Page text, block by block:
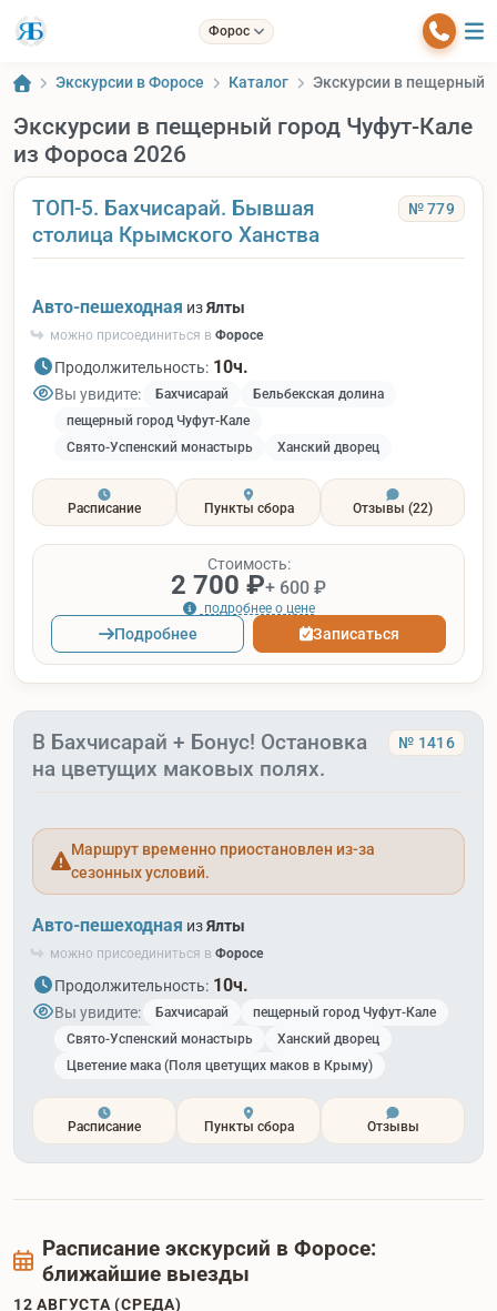
Форос
Экскурсии в Форосе Каталог Экскурсии в пещерный
Экскурсии в пещерный город Чуфут-Кале
из Фороса 2026
ТОП-5. Бахчисарай. Бывшая
столица Крымского Ханства
№ 779
Авто-пешеходная изЯлты
можно присоединиться в Форосе
Продолжительность: 10ч.
Вы увидите: Бахчисарай
Бельбекская долина
пещерный город Чуфут-Кале
Свято-Успенский монастырь
Ханский дворец
Расписание Пункты сбора Отзывы (22)
Стоимость:
2 700 ₽+ 600 ₽
подробнее о цене
Подробнее Записаться
В Бахчисарай + Бонус! Остановка
на цветущих маковых полях.
№ 1416
Маршрут временно приостановлен из-за
сезонных условий.
Авто-пешеходная изЯлты
можно присоединиться в Форосе
Продолжительность: 10ч.
Вы увидите: Бахчисарай
пещерный город Чуфут-Кале
Свято-Успенский монастырь
Ханский дворец
Цветение мака (Поля цветущих маков в Крыму)
Расписание Пункты сбора Отзывы
Расписание экскурсий в Форосе:
ближайшие выезды
12 АВГУСТА (СРЕДА)